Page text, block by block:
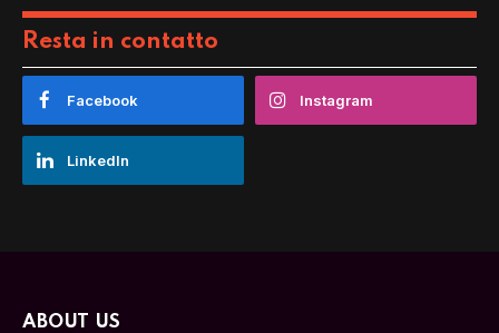
Resta in contatto
Facebook Instagram
LinkedIn
ABOUT US